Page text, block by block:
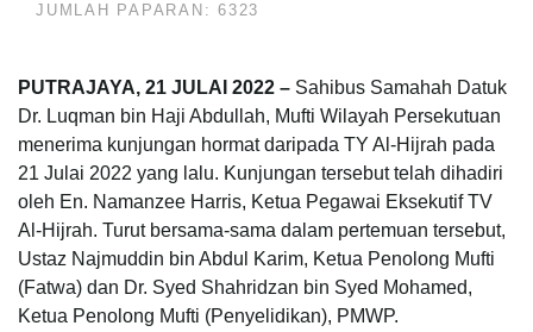
JUMLAH PAPARAN: 6323
PUTRAJAYA, 21 JULAI 2022 – Sahibus Samahah Datuk
Dr. Luqman bin Haji Abdullah, Mufti Wilayah Persekutuan
menerima kunjungan hormat daripada TY Al-Hijrah pada
21 Julai 2022 yang lalu. Kunjungan tersebut telah dihadiri
oleh En. Namanzee Harris, Ketua Pegawai Eksekutif TV
Al-Hijrah. Turut bersama-sama dalam pertemuan tersebut,
Ustaz Najmuddin bin Abdul Karim, Ketua Penolong Mufti
(Fatwa) dan Dr. Syed Shahridzan bin Syed Mohamed,
Ketua Penolong Mufti (Penyelidikan), PMWP.